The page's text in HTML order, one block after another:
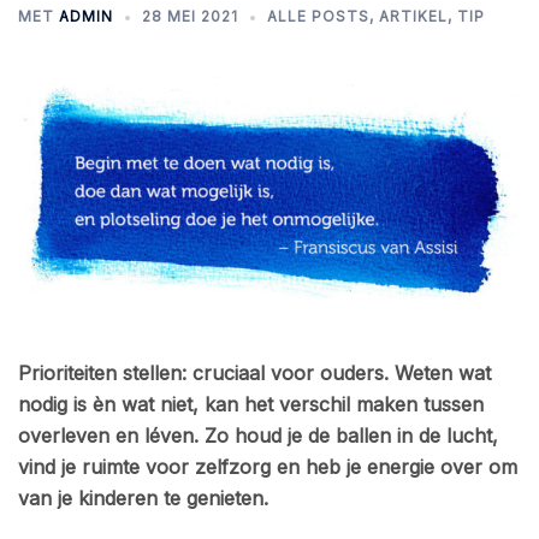
MET ADMIN 28 MEI 2021 ALLE POSTS, ARTIKEL, TIP
Prioriteiten stellen: cruciaal voor ouders. Weten wat
nodig is èn wat niet, kan het verschil maken tussen
overleven en léven. Zo houd je de ballen in de lucht,
vind je ruimte voor zelfzorg en heb je energie over om
van je kinderen te genieten.